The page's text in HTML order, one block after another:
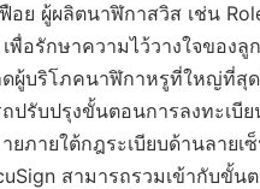
ย ผู้ผลิตนาฬิกาสวิส เช่น
พื่อรักษาความไว้วางใจขอ
ดผู้บริโภคนาฬิกาหรูที่ใหญ่ที่
ปรับปรุงขั้นตอนการลงทะเบี
ภายใต้กฎระเบียบด้านลายเ
สามารถรวมเข้ากับขั้